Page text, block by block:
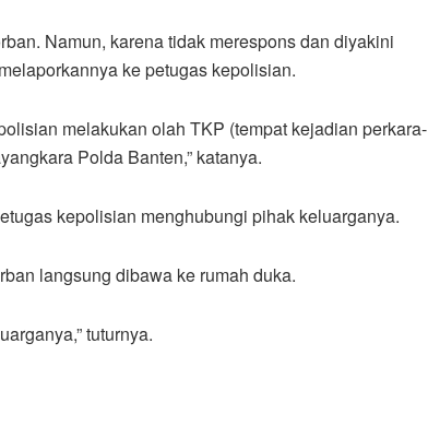
Namun, karena tidak merespons dan diyakini
ke petugas kepolisian.
melakukan olah TKP (tempat kejadian perkara-
Polda Banten,” katanya.
kepolisian menghubungi pihak keluarganya.
langsung dibawa ke rumah duka.
tuturnya.